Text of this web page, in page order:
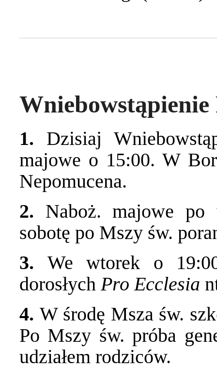
Wniebowstąpienie
1. Dzisiaj
majowe o 15:00. W
Nepomucena.
2. Naboż. majowe po
sobotę po Mszy św.
3. We wtorek o
dorosłych Pro Ecclesia
4. W środę Msza św.
Po Mszy św. próba
udziałem rodziców.